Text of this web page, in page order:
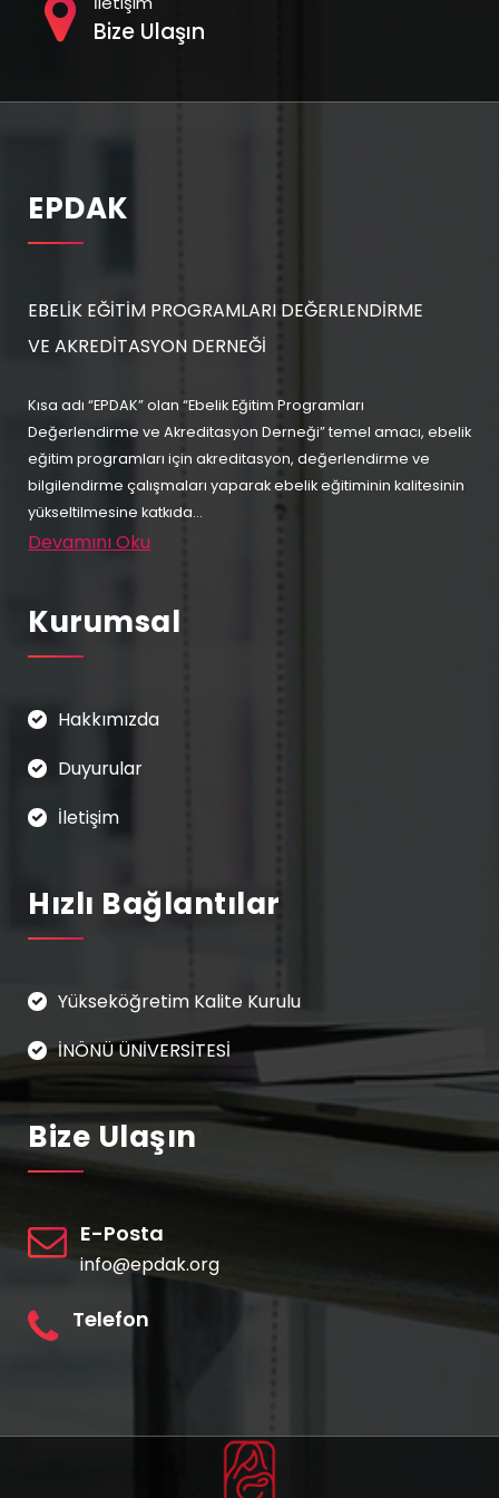
i
n
Bize Ulaşın
EPDAK
EBELİK EĞİTİM PROGRAMLARI DEĞERLENDİRME
VE AKREDİTASYON DERNEĞİ
Kısa adı “EPDAK” olan “Ebelik Eğitim Programları
Değerlendirme ve Akreditasyon Derneği” temel amacı, ebelik
eğitim programları için akreditasyon, değerlendirme ve
bilgilendirme çalışmaları yaparak ebelik eğitiminin kalitesinin
yükseltilmesine katkıda...
Devamını Oku
Kurumsal
Hakkımızda
Duyurular
İletişim
Hızlı Bağlantılar
Yükseköğretim Kalite Kurulu
İNÖNÜ ÜNİVERSİTESİ
Bize Ulaşın
E-Posta
info@epdak.org
Telefon